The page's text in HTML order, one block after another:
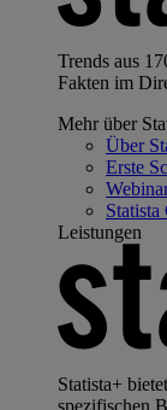
Trends aus
Fakten im
Mehr über
Über
Erste
Statista
Leistungen
Statista+
spezifischen